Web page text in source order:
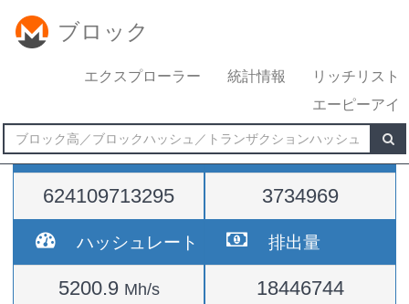
ブロック
エクスプローラー 統計情報
リッチリスト
エーピーアイ
難易度
624109713295
高さ
3734969
ハッシュレート
5200.9 Mh/s
排出量
18446744